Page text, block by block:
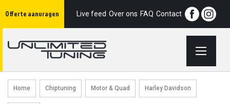
Offerte aanvragen
naarLive feed Over ons FAQ Contact
Home Chiptuning Motor & Quad Harley Davidson